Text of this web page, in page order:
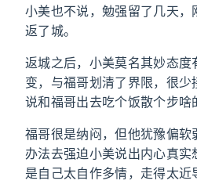
小美也不说，勉强留了几天
返了城。
返城之后，小美莫名其妙态度
变，与福哥划清了界限，很少
说和福哥出去吃个饭散个步啥
福哥很是纳闷，但他犹豫偏
办法去强迫小美说出内心真
是自己太自作多情，走得太近